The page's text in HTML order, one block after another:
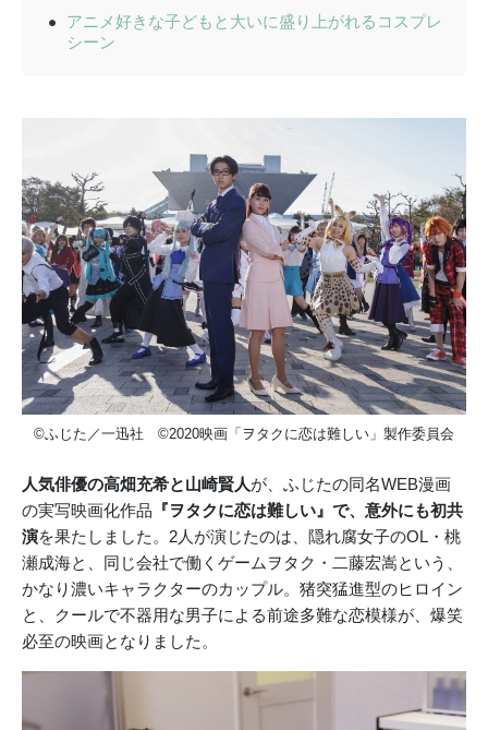
アニメ好きな子どもと大いに盛り上がれるコスプレ
シーン
©ふじた／一迅社 ©2020映画「ヲタクに恋は難しい」製作委員会
人気俳優の高畑充希と山崎賢人が、ふじたの同名WEB漫画
の実写映画化作品 『ヲタクに恋は難しい』で、意外にも初共
演を果たしました。2人が演じたのは、隠れ腐女子のOL・桃
瀬成海と、同じ会社で働くゲームヲタク・二藤宏嵩という、
かなり濃いキャラクターのカップル。猪突猛進型のヒロイン
と、クールで不器用な男子による前途多難な恋模様が、爆笑
必至の映画となりました。